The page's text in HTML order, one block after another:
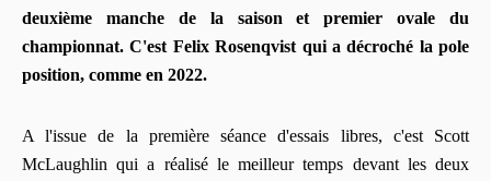
deuxième manche de la saison et premier ovale du
championnat. C'est Felix Rosenqvist qui a décroché la pole
position, comme en 2022.
A l'issue de la première séance d'essais libres, c'est Scott
McLaughlin qui a réalisé le meilleur temps devant les deux